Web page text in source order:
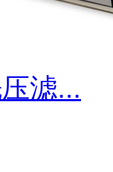
滤...